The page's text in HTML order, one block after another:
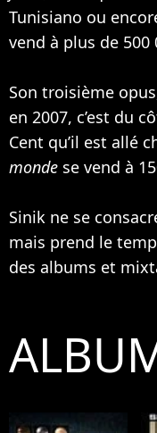
Tunisiano ou
vend à plus de 500
Son troisième
en 2007, c’est du
Cent qu’il est allé
monde se vend à
Sinik ne se
mais prend le
des albums et